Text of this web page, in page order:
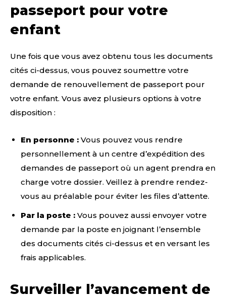
passeport pour votre
enfant
Une fois que vous avez obtenu tous les documents
cités ci-dessus, vous pouvez soumettre votre
demande de renouvellement de passeport pour
votre enfant. Vous avez plusieurs options à votre
disposition :
En personne : Vous pouvez vous rendre
personnellement à un centre d’expédition des
demandes de passeport où un agent prendra en
charge votre dossier. Veillez à prendre rendez-
vous au préalable pour éviter les files d’attente.
Par la poste : Vous pouvez aussi envoyer votre
demande par la poste en joignant l’ensemble
des documents cités ci-dessus et en versant les
frais applicables.
Surveiller l’avancement de